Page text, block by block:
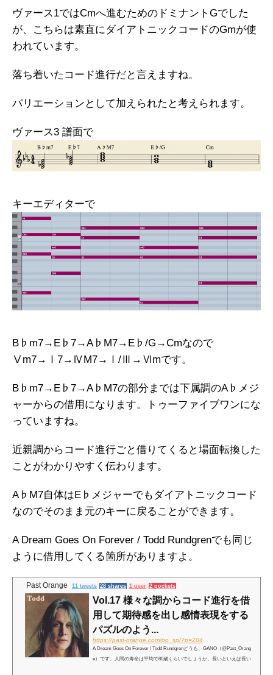
ヴァース1ではCmへ進むためのドミナントGでした
が、こちらは素直にダイアトニックコードのGmが使
われています。
落ち着いたコード進行だと言えますね。
バリエーションとして加えられたと考えられます。
ヴァース3 譜面で
キーエディターで
B♭m7→E♭7→A♭M7→E♭/G→Cmなので
Ⅴm7→Ⅰ7→ⅣM7→Ⅰ/Ⅲ→Ⅵmです。
B♭m7→E♭7→A♭M7の部分までは下属調のA♭メジ
ャーからの借用になります。トゥーファイブワンにな
っていますね。
近親調からコード進行ごと借りてくると場面転換した
ことがわかりやすく伝わります。
A♭M7自体はE♭メジャーでもダイアトニックコード
なのでそのまま元のキーに戻ることができます。
A Dream Goes On Forever / Todd Rundgrenでも同じ
ように借用してくる箇所がありますよ。
Past Orange 11 tweets 28 shares 1 user 2 pockets
Vol.17 様々な調からコード進行を借
用して期待感を出し感情表現をする
パズルのよう...
https://past-orange.com/po_sp/?p=204
A Dream Goes On Forever / Todd Rundgrenどうも、GANO（@Past_Orang
e）です。人間の寿命は平均で80歳くらいでしょうか。長いといえば長い